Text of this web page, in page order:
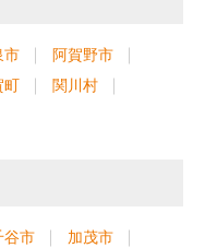
市
阿賀野市
町
関川村
谷市
加茂市